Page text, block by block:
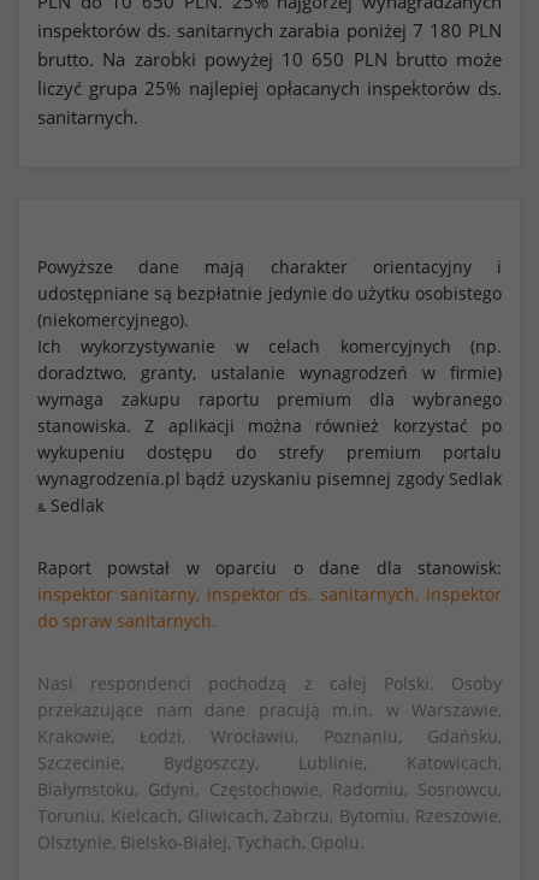
inspektorów ds. sanitarnych zarabia poniżej 7 180 PLN
brutto. Na zarobki powyżej 10 650 PLN brutto może
liczyć grupa 25% najlepiej opłacanych inspektorów ds.
sanitarnych.
Powyższe dane mają charakter orientacyjny i
udostępniane są bezpłatnie jedynie do użytku osobistego
(niekomercyjnego).
Ich wykorzystywanie w celach komercyjnych (np.
doradztwo, granty, ustalanie wynagrodzeń w firmie)
wymaga zakupu raportu premium dla wybranego
stanowiska. Z aplikacji można również korzystać po
wykupeniu dostępu do strefy premium portalu
wynagrodzenia.pl bądź uzyskaniu pisemnej zgody Sedlak
& Sedlak
Raport powstał w oparciu o dane dla stanowisk:
inspektor sanitarny, inspektor ds. sanitarnych, inspektor
do spraw sanitarnych.
Nasi respondenci pochodzą z całej Polski. Osoby
przekazujące nam dane pracują m.in. w Warszawie,
Krakowie, Łodzi, Wrocławiu, Poznaniu, Gdańsku,
Szczecinie, Bydgoszczy, Lublinie, Katowicach,
Białymstoku, Gdyni, Częstochowie, Radomiu, Sosnowcu,
Toruniu, Kielcach, Gliwicach, Zabrzu, Bytomiu, Rzeszowie,
Olsztynie, Bielsko-Białej, Tychach, Opolu.